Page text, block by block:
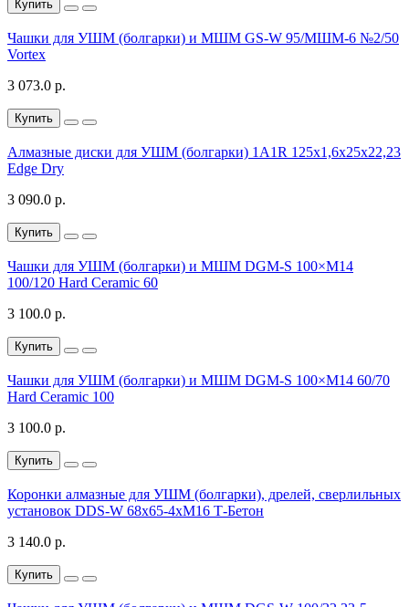
Купить
Чашки для УШМ (болгарки) и МШМ GS-W 95/МШМ-6 №2/50
Vortex
3 073.0 р.
Купить
Алмазные диски для УШМ (болгарки) 1A1R 125x1,6x25x22,23
Edge Dry
3 090.0 р.
Купить
Чашки для УШМ (болгарки) и МШМ DGM-S 100×М14
100/120 Hard Ceramic 60
3 100.0 р.
Купить
Чашки для УШМ (болгарки) и МШМ DGM-S 100×М14 60/70
Hard Ceramic 100
3 100.0 р.
Купить
Коронки алмазные для УШМ (болгарки), дрелей, сверлильных
установок DDS-W 68x65-4xМ16 Т-Бетон
3 140.0 р.
Купить